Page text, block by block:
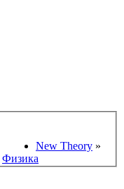
New Theory »
Физика